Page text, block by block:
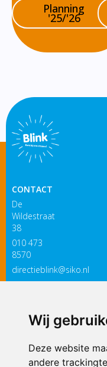
Wij
Deze website
andere
Planning
'25/'26
CONTACT
De
Wildestraat
38
010 473
8570
directieblink@siko.nl
3119 PM